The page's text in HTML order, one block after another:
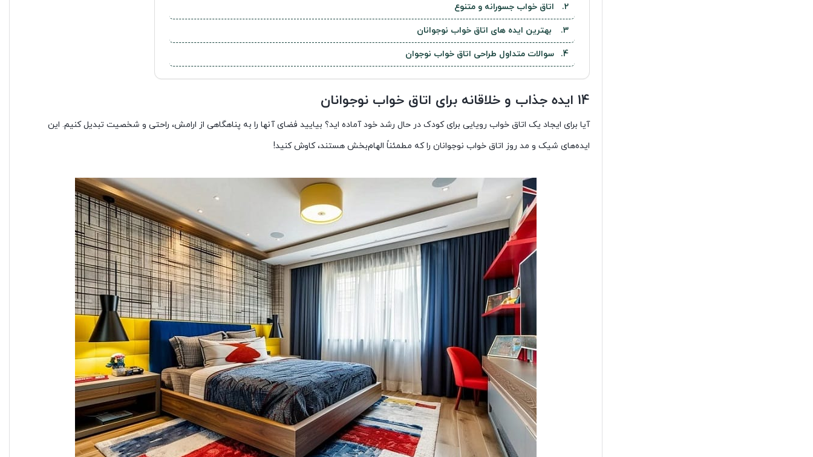
اتاق خواب جسورانه و متنوع
بهترین ایده های اتاق خواب نوجوانان
سوالات متداول طراحی اتاق خواب نوجوان
14 ایده جذاب و خلاقانه برای اتاق خواب نوجوانان
آیا برای ایجاد یک اتاق خواب رویایی برای کودک در حال رشد خود آماده اید؟ بیایید فضای آنها را به پناهگاهی از ارامش، راحتی و شخصیت تبدیل کنیم. این
ایده‌های شیک و مد روز اتاق خواب نوجوانان را که مطمئناً الهام‌بخش هستند، کاوش کنید!